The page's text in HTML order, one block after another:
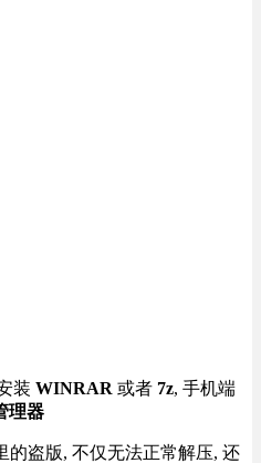
装 WINRAR 或者 7z, 手机端
理器
的盗版, 不仅无法正常解压, 还